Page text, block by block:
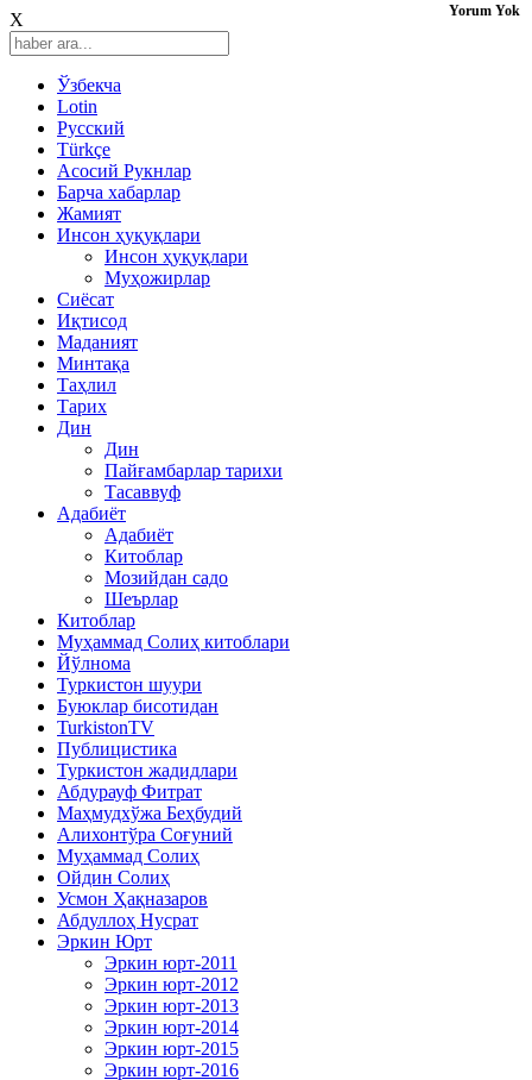
X
Ўзбекча
Lotin
Русский
Türkçe
Асосий Рукнлар
Барча хабарлар
Жамият
Инсон ҳуқуқлари
Инсон ҳуқуқлари
Муҳожирлар
Сиёсат
Иқтисод
Mаданият
Минтақа
Таҳлил
Тарих
Дин
Дин
Пайғамбарлар тарихи
Тасаввуф
Адабиёт
Адабиёт
Китоблар
Мозийдан садо
Шеърлар
Китоблар
Муҳаммад Солиҳ китоблари
Йўлнома
Туркистон шуури
Буюклар бисотидан
TurkistonTV
Публицистика
Туркистон жадидлари
Абдурауф Фитрат
Маҳмудхўжа Беҳбудий
Алихонтўра Соғуний
Муҳаммад Солиҳ
Ойдин Солиҳ
Усмон Ҳақназаров
Абдуллоҳ Нусрат
Эркин Юрт
Эркин юрт-2011
Эркин юрт-2012
Эркин юрт-2013
Эркин юрт-2014
Эркин юрт-2015
Эркин юрт-2016
Yorum Yok